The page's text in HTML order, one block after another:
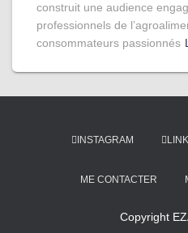
construit une audience
professionnels de
consommateurs passionnés
INSTAGRAM
ME CONTACTER
Copyright